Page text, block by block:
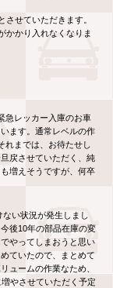
させていただきます。
かかり入れなくなりま
急レッカー入庫のお車
ます。通常レベルの作
れまでは、お待たせし
戻させていただく、純
増えそうですが、何卒
い状況が発生しまし
後10年の部品在庫の変
やってしまおうと思い
ていたので、まとめて
ュームの作業なため、
やさせていただく予定